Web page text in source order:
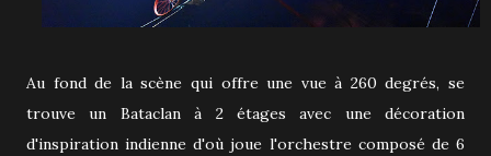
Au fond de la scène qui offre une vue à 260 degrés, se
trouve un Bataclan à 2 étages avec une décoration
d'inspiration indienne d'où joue l'orchestre composé de 6